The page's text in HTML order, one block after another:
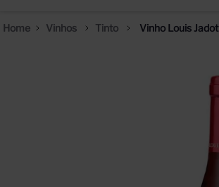
Vinhos Tinto Vinho Louis